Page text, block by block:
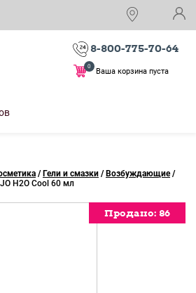
8-800-775-70-64
Ваша корзина пуста
0
/ Гели и смазки / Возбуждающие /
H2O Cool 60 мл
Продано: 86
Продано: 86
Продано: 86
Продано: 86
Продано: 86
Продано: 86
Продано: 86